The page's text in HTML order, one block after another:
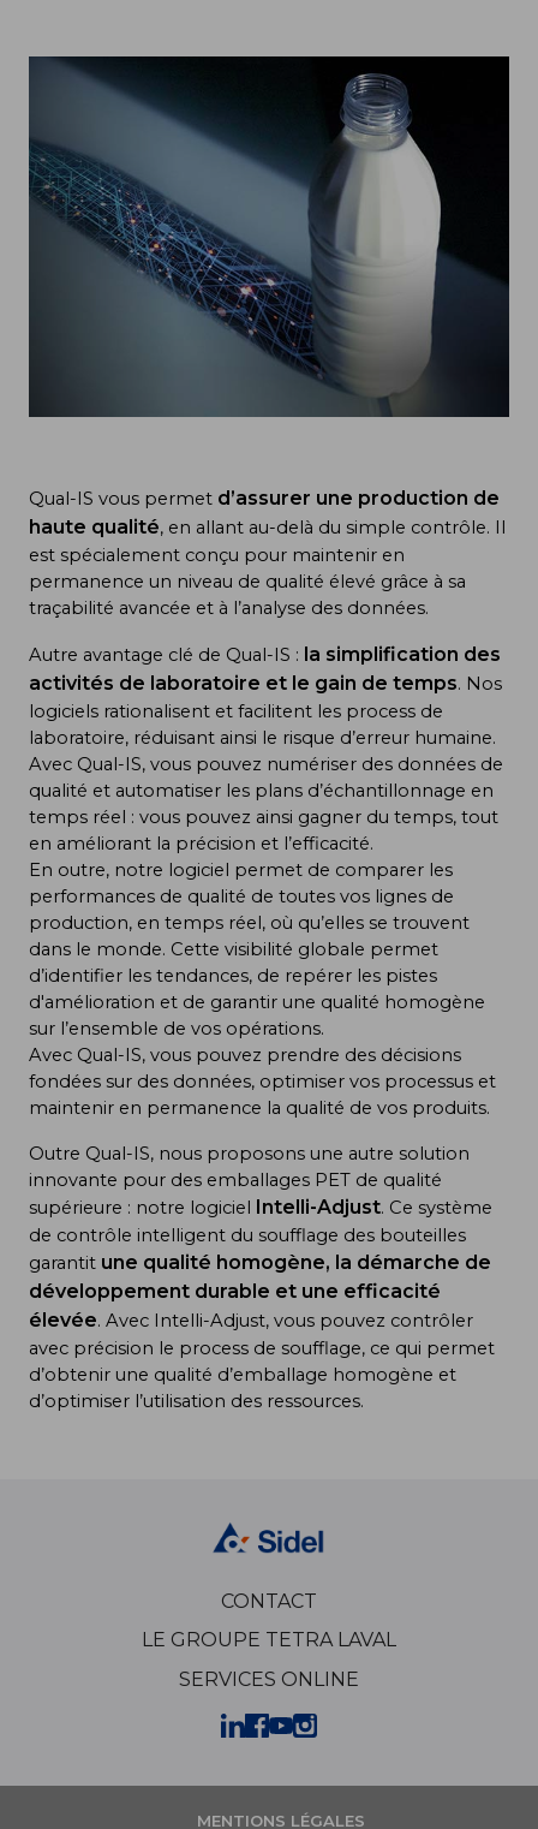
Qual-IS vous permet d’assurer une production de
haute qualité, en allant au-delà du simple contrôle. Il
est spécialement conçu pour maintenir en
permanence un niveau de qualité élevé grâce à sa
traçabilité avancée et à l’analyse des données.
Autre avantage clé de Qual-IS : la simplification des
activités de laboratoire et le gain de temps. Nos
logiciels rationalisent et facilitent les process de
laboratoire, réduisant ainsi le risque d’erreur humaine.
Avec Qual-IS, vous pouvez numériser des données de
qualité et automatiser les plans d’échantillonnage en
temps réel : vous pouvez ainsi gagner du temps, tout
en améliorant la précision et l’efficacité.
En outre, notre logiciel permet de comparer les
performances de qualité de toutes vos lignes de
production, en temps réel, où qu’elles se trouvent
dans le monde. Cette visibilité globale permet
d’identifier les tendances, de repérer les pistes
d'amélioration et de garantir une qualité homogène
sur l’ensemble de vos opérations.
Avec Qual-IS, vous pouvez prendre des décisions
fondées sur des données, optimiser vos processus et
maintenir en permanence la qualité de vos produits.
Outre Qual-IS, nous proposons une autre solution
innovante pour des emballages PET de qualité
supérieure : notre logiciel Intelli-Adjust. Ce système
de contrôle intelligent du soufflage des bouteilles
garantit une qualité homogène, la démarche de
développement durable et une efficacité
élevée. Avec Intelli-Adjust, vous pouvez contrôler
avec précision le process de soufflage, ce qui permet
d’obtenir une qualité d’emballage homogène et
d’optimiser l’utilisation des ressources.
CONTACT
LE GROUPE TETRA LAVAL
SERVICES ONLINE
MENTIONS LÉGALES